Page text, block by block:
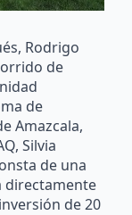
Rodrigo
de
de
Amazcala,
Silvia
de una
directamente
de 20